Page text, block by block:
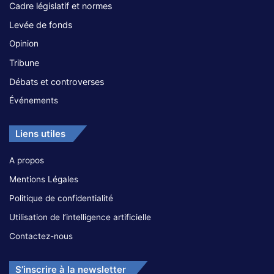
Cadre législatif et normes
Levée de fonds
Opinion
Tribune
Débats et controverses
Événements
Liens utiles
A propos
Mentions Légales
Politique de confidentialité
Utilisation de l’intelligence artificielle
Contactez-nous
S’inscrire à la newsletter